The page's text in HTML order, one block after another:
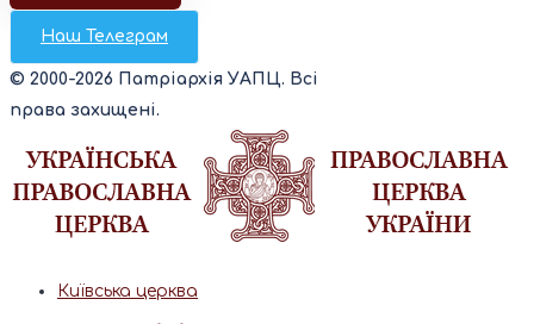
Наш Телеграм
© 2000-2026 Патріархія УАПЦ. Всі
права захищені.
Київська церква